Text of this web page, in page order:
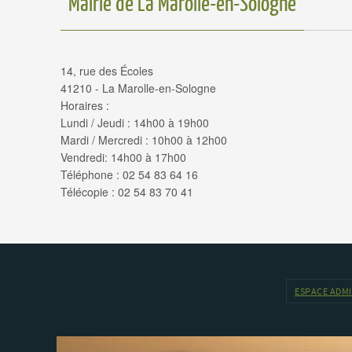
14, rue des Écoles
41210 - La Marolle-en-Sologne
Horaires :
Lundi / Jeudi : 14h00 à 19h00
Mardi / Mercredi : 10h00 à 12h00
Vendredi: 14h00 à 17h00
Téléphone : 02 54 83 64 16
Télécopie : 02 54 83 70 41
ESPACE